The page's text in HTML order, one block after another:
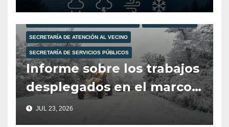
SECRETARÍA DE ATENCIÓN AL VECINO
SECRETARÍA DE SERVICIOS PÚBLICOS
Informe sobre los trabajos
desplegados en el marco
del Operativo Invierno.
JUL 23, 2026